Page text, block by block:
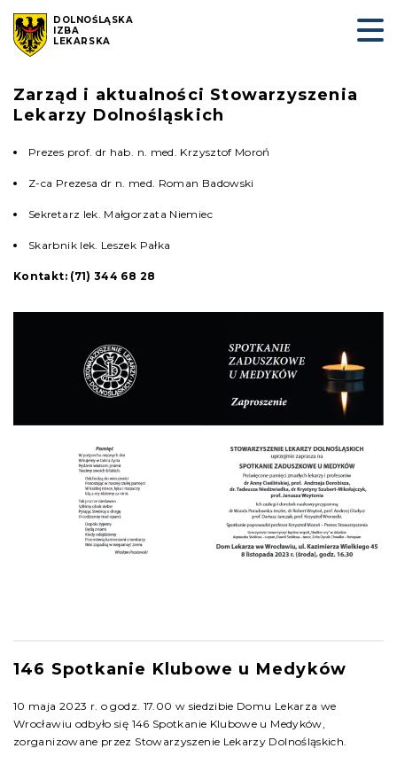
DOLNOŚLĄSKA
IZBA
LEKARSKA
Zarząd i aktualności Stowarzyszenia
Lekarzy Dolnośląskich
Prezes prof. dr hab. n. med. Krzysztof Moroń
Z-ca Prezesa dr n. med. Roman Badowski
Sekretarz lek. Małgorzata Niemiec
Skarbnik lek. Leszek Pałka
Kontakt: (71) 344 68 28
146 Spotkanie Klubowe u Medyków
10 maja 2023 r. o godz. 17.00 w siedzibie Domu Lekarza we
Wrocławiu odbyło się 146 Spotkanie Klubowe u Medyków,
zorganizowane przez Stowarzyszenie Lekarzy Dolnośląskich.